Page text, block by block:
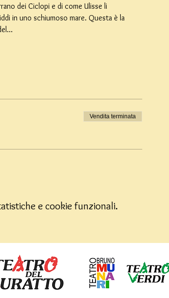
dei Ciclopi e di come Ulisse li
in uno schiumoso mare. Questa è la
Vendita terminata
e cookie funzionali.